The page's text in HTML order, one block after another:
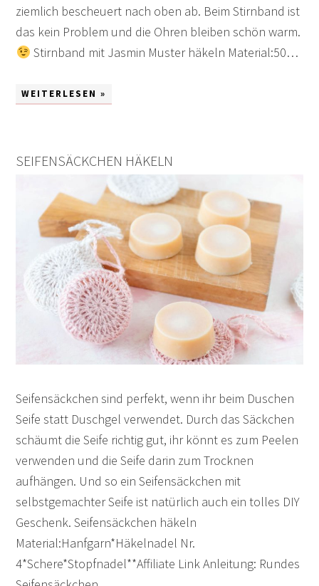
ziemlich bescheuert nach oben ab. Beim Stirnband ist
das kein Problem und die Ohren bleiben schön warm.
Stirnband mit Jasmin Muster häkeln Material:50…
WEITERLESEN »
SEIFENSÄCKCHEN HÄKELN
Seifensäckchen sind perfekt, wenn ihr beim Duschen
Seife statt Duschgel verwendet. Durch das Säckchen
schäumt die Seife richtig gut, ihr könnt es zum Peelen
verwenden und die Seife darin zum Trocknen
aufhängen. Und so ein Seifensäckchen mit
selbstgemachter Seife ist natürlich auch ein tolles DIY
Geschenk. Seifensäckchen häkeln
Material:Hanfgarn*Häkelnadel Nr.
4*Schere*Stopfnadel**Affiliate Link Anleitung: Rundes